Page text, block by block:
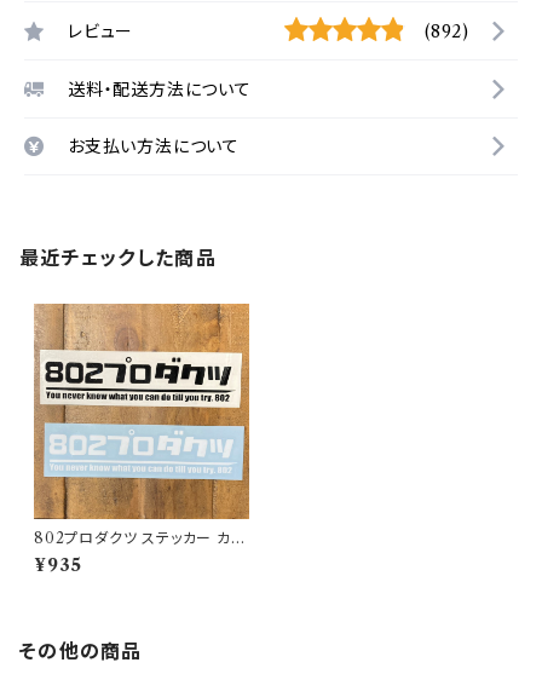
レビュー (892)
送料・配送方法について
お支払い方法について
最近チェックした商品
802プロダクツ ステッカー カッ
ティングステッカー
¥935
その他の商品